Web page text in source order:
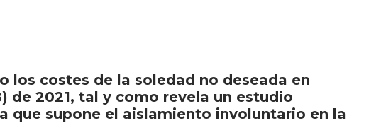
los costes de la soledad no deseada en
de 2021, tal y como revela un estudio
que supone el aislamiento involuntario en la